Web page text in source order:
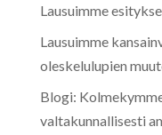
Lausuimme
Lausuimme
oleskelulupien
Blogi:
valtakunnallisesti